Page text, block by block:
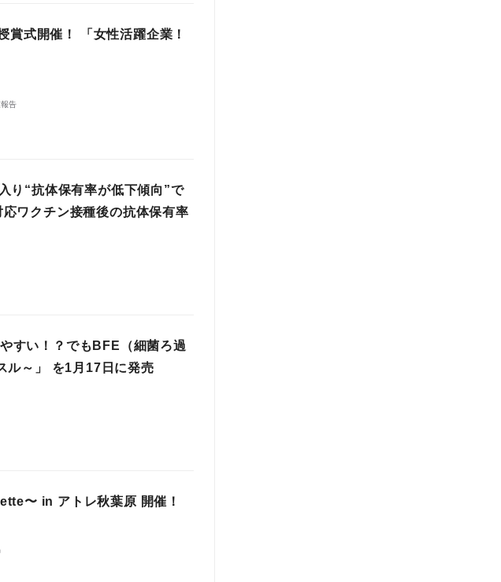
式開催！ 「女性活躍企業！
告
り“抗体保有率が低下傾向”で
ワクチン接種後の抗体保有率
すい！？でもBFE（細菌ろ過
ル～」 を1月17日に発売
〜 in アトレ秋葉原 開催！